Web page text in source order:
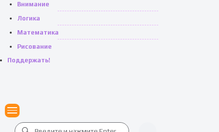
Внимание
Логика
Математика
Рисование
Поддержать!